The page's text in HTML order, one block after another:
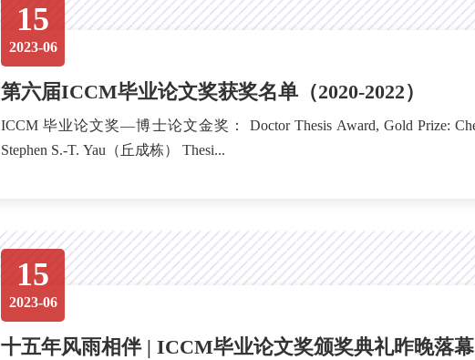
15
2023-06
第六届ICCM毕业论文奖获奖名单（2020-2022）
ICCM 毕业论文奖—博士论文金奖： Doctor Thesis Award, Gold Prize: Chen Bingyi（陈炳仪），Tsinghua University Advisor:
Stephen S.-T. Yau（丘成栋） Thesi...
15
2023-06
十五年风雨相伴 | ICCM毕业论文奖颁奖典礼昨晚落幕